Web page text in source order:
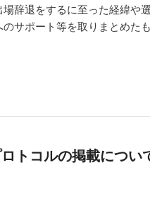
辞退をするに至った経緯や
サポート等を取りまとめた
トコルの掲載につい